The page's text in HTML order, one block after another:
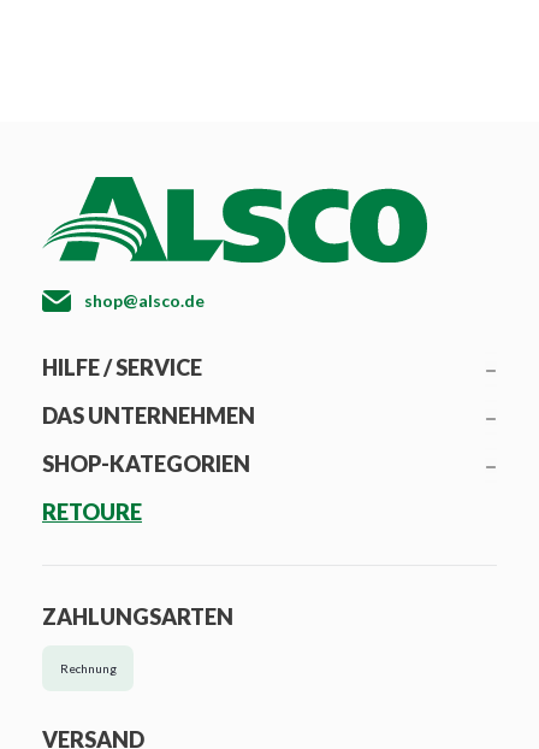
shop@alsco.de
HILFE / SERVICE
DAS UNTERNEHMEN
SHOP-KATEGORIEN
RETOURE
ZAHLUNGSARTEN
Rechnung
VERSAND